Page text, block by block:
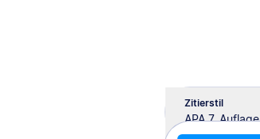
Zitierstil
APA 7. Auflage